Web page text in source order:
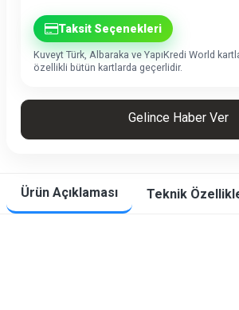
Taksit Seçenekleri
Kuveyt Türk, Albaraka ve YapıKredi World
özellikli bütün kartlarda geçerlidir.
Gelince Haber Ver
Ürün Açıklaması Teknik